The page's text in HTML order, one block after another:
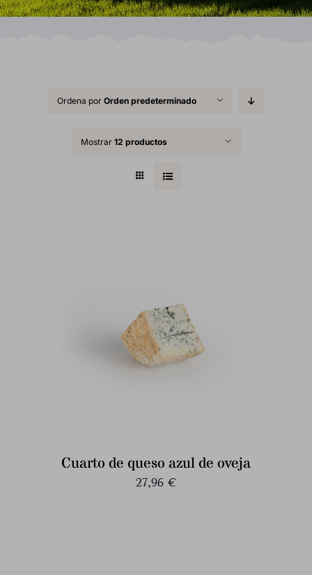
Ordena por Orden predeterminado
Mostrar 12 productos
Cuarto de queso azul de oveja
27,96 €